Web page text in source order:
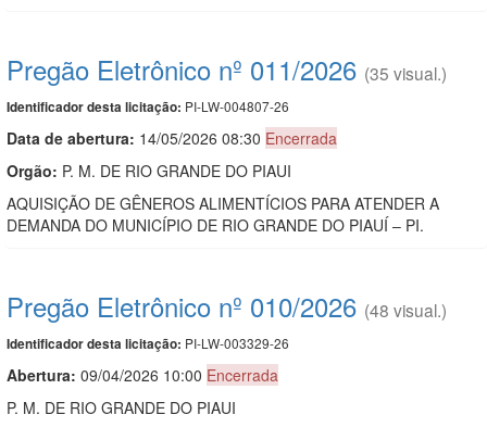
Pregão Eletrônico nº 011/2026 (35 visual.)
Identificador desta licitação: PI-LW-004807-26
Data de abertura: 14/05/2026 08:30 Encerrada
Orgão: P. M. DE RIO GRANDE DO PIAUI
AQUISIÇÃO DE GÊNEROS ALIMENTÍCIOS PARA ATENDER A
DEMANDA DO MUNICÍPIO DE RIO GRANDE DO PIAUÍ – PI.
Pregão Eletrônico nº 010/2026 (48 visual.)
Identificador desta licitação: PI-LW-003329-26
Abertura: 09/04/2026 10:00 Encerrada
P. M. DE RIO GRANDE DO PIAUI